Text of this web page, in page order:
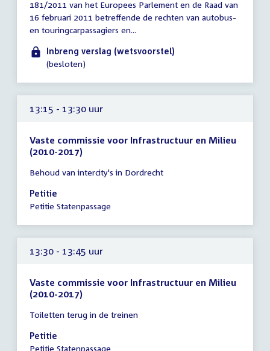
12:00
uur
181/2011 van het Europees Parlement en de Raad van
16 februari 2011 betreffende de rechten van autobus-
en touringcarpassagiers en...
Inbreng verslag (wetsvoorstel)
(besloten)
13:15 - 13:30 uur
Vaste commissie voor Infrastructuur en Milieu
(2010-2017)
vergadering
13:15
-
uur
Behoud van intercity's in Dordrecht
Petitie
Petitie Statenpassage
13:30 - 13:45 uur
Vaste commissie voor Infrastructuur en Milieu
(2010-2017)
vergadering
13:30
-
Toiletten terug in de treinen
Petitie
Petitie Statenpassage